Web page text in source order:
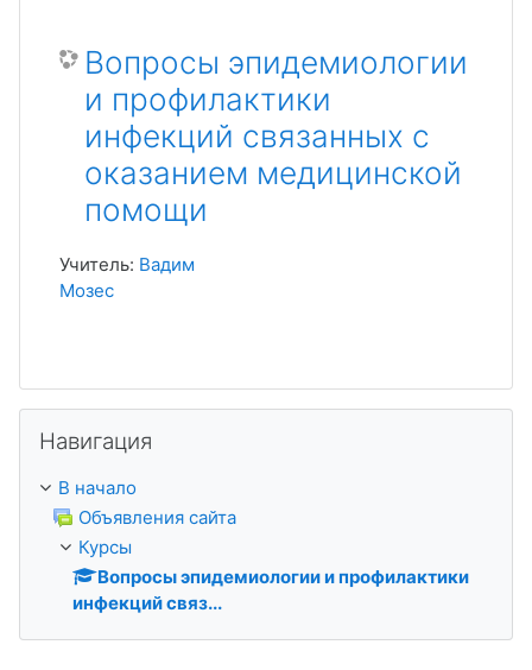
Вопросы эпидемиологии
и профилактики
инфекций связанных с
оказанием медицинской
помощи
Учитель: Вадим
Мозес
Навигация
В начало
Объявления сайта
Курсы
Вопросы эпидемиологии и профилактики
инфекций связ...